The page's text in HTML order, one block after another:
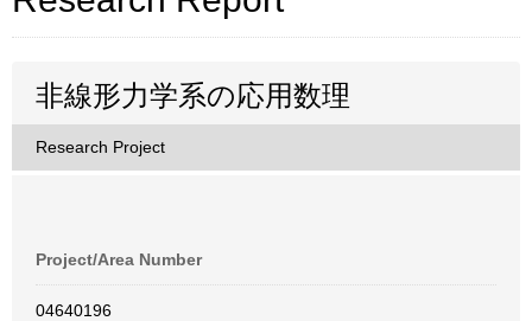
非線形力学系の応用数理
Research Project
Project/Area Number
04640196